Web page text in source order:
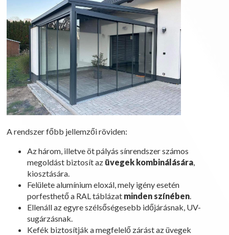
A rendszer főbb jellemzői röviden:
Az három, illetve öt pályás sínrendszer számos
megoldást biztosít az üvegek kombinálására
kiosztására.
Felülete alumínium eloxál, mely igény esetén
porfesthető a RAL táblázat minden színében
Ellenáll az egyre szélsőségesebb időjárásnak, UV-
sugárzásnak.
Kefék biztosítják a megfelelő zárást az üvegek